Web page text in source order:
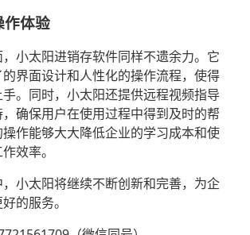
作体验
小太阳进销存软件同样不遗余力。它
界面设计和人性化的操作流程，使得
。同时，小太阳还提供远程视频指导
确保用户在使用过程中得到及时的帮
作能够大大降低企业的学习成本和使
效率。
小太阳将继续不断创新和完善，为企
的服务。